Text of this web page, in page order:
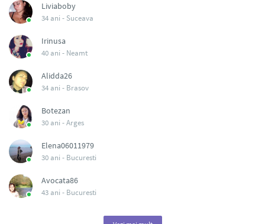
Liviaboby
34 ani - Suceava
Irinusa
40 ani - Neamt
Alidda26
34 ani - Brasov
Botezan
30 ani -Arges
Elena06011979
30 ani - Bucuresti
Avocata86
43 ani - Bucuresti